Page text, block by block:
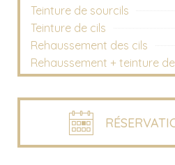
Teinture de sourcils
Teinture de cils
Rehaussement des cils
Rehaussement + teinture